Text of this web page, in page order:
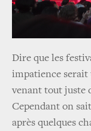
Dire que les
impatience serait
venant tout juste
Cependant on
après quelques